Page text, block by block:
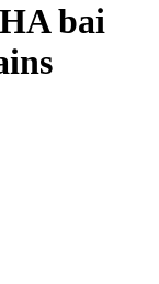
bai